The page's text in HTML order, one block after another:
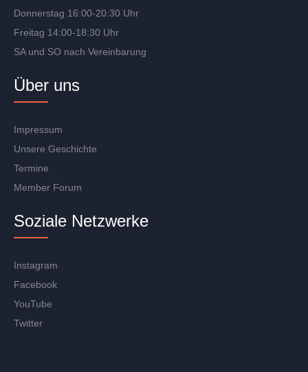
Donnerstag 16:00-20:30 Uhr
Freitag 14:00-18:30 Uhr
SA und SO nach Vereinbarung
Über uns
Impressum
Unsere Geschichte
Termine
Member Forum
Soziale Netzwerke
Instagram
Facebook
YouTube
Twitter